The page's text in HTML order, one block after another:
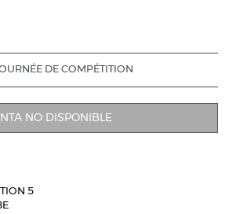
DE COMPÉTITION
NO DISPONIBLE
5